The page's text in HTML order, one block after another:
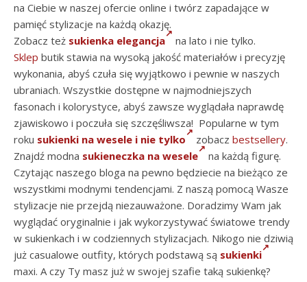
na Ciebie w naszej ofercie online i twórz zapadające w
pamięć stylizacje na każdą okazję.
Zobacz też sukienka elegancja
na lato i nie tylko.
Sklep butik stawia na wysoką jakość materiałów i precyzję
wykonania, abyś czuła się wyjątkowo i pewnie w naszych
ubraniach. Wszystkie dostępne w najmodniejszych
fasonach i kolorystyce, abyś zawsze wyglądała naprawdę
zjawiskowo i poczuła się szczęśliwsza! Popularne w tym
roku sukienki na wesele i nie tylko zobacz bestsellery.
Znajdź modna sukieneczka na wesele
na każdą figurę.
Czytając naszego bloga na pewno będziecie na bieżąco ze
wszystkimi modnymi tendencjami. Z naszą pomocą Wasze
stylizacje nie przejdą niezauważone. Doradzimy Wam jak
wyglądać oryginalnie i jak wykorzystywać światowe trendy
w sukienkach i w codziennych stylizacjach. Nikogo nie dziwią
już casualowe outfity, których podstawą są sukienki
maxi. A czy Ty masz już w swojej szafie taką sukienkę?